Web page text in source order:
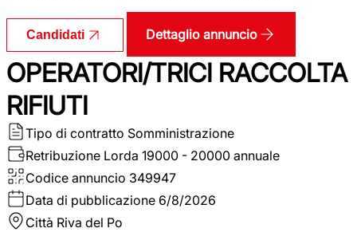
Candidati Dettaglio annuncio
OPERATORI/TRICI RACCOLTA
RIFIUTI
Tipo di contratto Somministrazione
Retribuzione Lorda 19000 - 20000 annuale
Codice annuncio 349947
Data di pubblicazione 6/8/2026
Città Riva del Po